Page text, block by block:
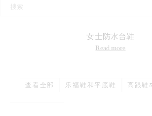
女士防水台鞋
Read more
查看全部 乐福鞋和平底鞋 高跟鞋